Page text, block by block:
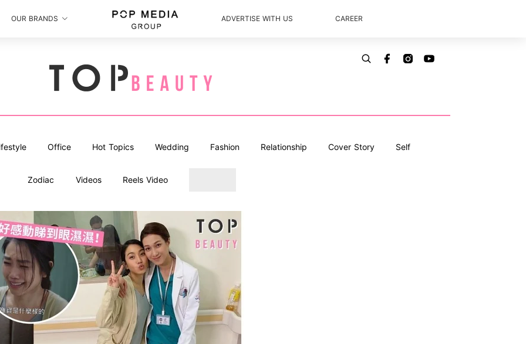
OUR BRANDS ADVERTISE WITH US CAREER
Office Hot Topics Wedding Fashion Relationship Cover Story Self
Zodiac Videos Reels Video